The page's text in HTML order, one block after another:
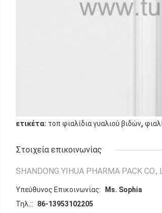
ετικέτα: τοπ φιαλίδια γυαλιού βιδών,
Στοιχεία επικοινωνίας
SHANDONG YIHUA PHARMA PACK CO.,
Υπεύθυνος Επικοινωνίας:
Ms. Sophia
Τηλ.::
86-13953102205